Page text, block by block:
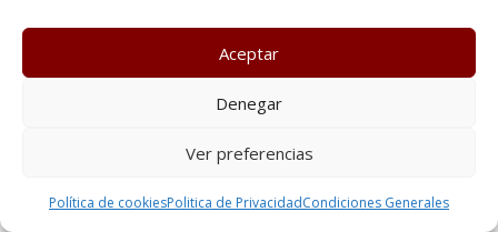
Aceptar
Denegar
Ver preferencias
Política de cookiesPolitica de PrivacidadCondiciones Generales